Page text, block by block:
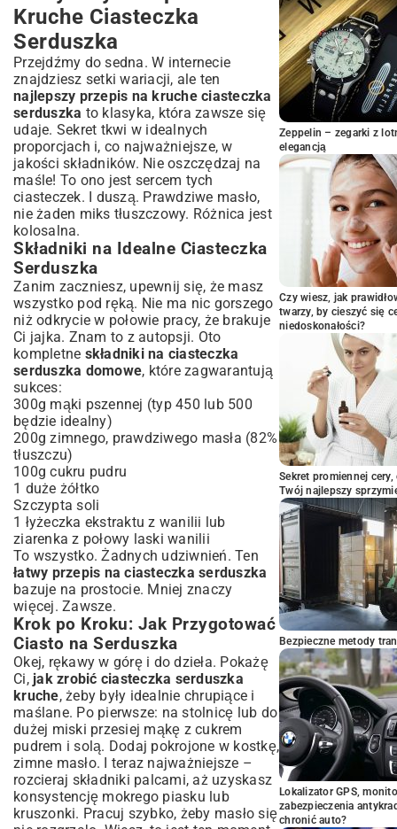
Ustach
Bezglutenowe i Wegańskie Wersje
Ciasteczek Serduszek
Jak Uniknąć Typowych Błędów podczas
Pieczenia Serduszek
Ciasto Klei się do Wałka? Sprawdzone Triki
Serduszka Tracą Kształt? Sekret Idealnej
Formy
Ciasteczka Serduszka – Idealne na
Prezent i Słodkie Chwile
Opakowanie i Prezentacja – Jak Zachwycić
Bliskich
Przechowywanie Ciasteczek: Zachowanie
Świeżości na Dłużej
Podsumowanie: Smak Miłości w
Każdym Kęsie
Kruche Ciasteczka
Serduszka
Przejdźmy do sedna. W internecie
znajdziesz setki wariacji, ale ten
najlepszy przepis na kruche ciasteczka
serduszka to klasyka, która zawsze się
udaje. Sekret tkwi w idealnych
proporcjach i, co najważniejsze, w
jakości składników. Nie oszczędzaj na
maśle! To ono jest sercem tych
ciasteczek. I duszą. Prawdziwe masło,
nie żaden miks tłuszczowy. Różnica jest
kolosalna.
Składniki na Idealne Ciasteczka
Serduszka
Zanim zaczniesz, upewnij się, że masz
wszystko pod ręką. Nie ma nic gorszego
niż odkrycie w połowie pracy, że brakuje
Ci jajka. Znam to z autopsji. Oto
kompletne składniki na ciasteczka
serduszka domowe, które zagwarantują
sukces:
300g mąki pszennej (typ 450 lub 500
będzie idealny)
200g zimnego, prawdziwego masła (82%
tłuszczu)
100g cukru pudru
1 duże żółtko
Szczypta soli
1 łyżeczka ekstraktu z wanilii lub
ziarenka z połowy laski wanilii
To wszystko. Żadnych udziwnień. Ten
łatwy przepis na ciasteczka serduszka
bazuje na prostocie. Mniej znaczy
więcej. Zawsze.
Krok po Kroku: Jak Przygotować
Ciasto na Serduszka
Okej, rękawy w górę i do dzieła. Pokażę
Ci, jak zrobić ciasteczka serduszka
kruche, żeby były idealnie chrupiące i
maślane. Po pierwsze: na stolnicę lub do
dużej miski przesiej mąkę z cukrem
pudrem i solą. Dodaj pokrojone w kostkę,
zimne masło. I teraz najważniejsze –
rozcieraj składniki palcami, aż uzyskasz
konsystencję mokrego piasku lub
kruszonki. Pracuj szybko, żeby masło się
Zeppelin – zegarki z
elegancją
Czy wiesz, jak
twarzy, by cieszyć się
niedoskonałości?
Sekret promiennej
Twój najlepszy
Bezpieczne metody
Lokalizator GPS,
zabezpieczenia
chronić auto?